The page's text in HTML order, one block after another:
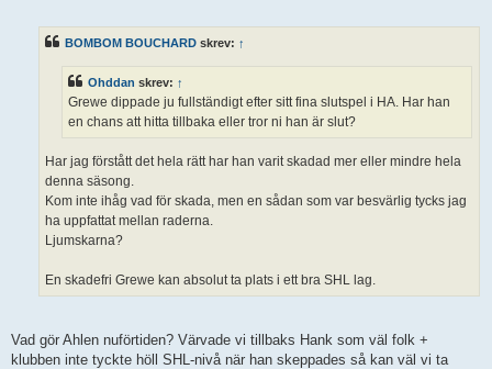
BOMBOM BOUCHARD skrev: ↑
Ohddan skrev: ↑
Grewe dippade ju fullständigt efter sitt fina slutspel i HA. Har han
en chans att hitta tillbaka eller tror ni han är slut?
Har jag förstått det hela rätt har han varit skadad mer eller mindre hela
denna säsong.
Kom inte ihåg vad för skada, men en sådan som var besvärlig tycks jag
ha uppfattat mellan raderna.
Ljumskarna?
En skadefri Grewe kan absolut ta plats i ett bra SHL lag.
Vad gör Ahlen nuförtiden? Värvade vi tillbaks Hank som väl folk +
klubben inte tyckte höll SHL-nivå när han skeppades så kan väl vi ta